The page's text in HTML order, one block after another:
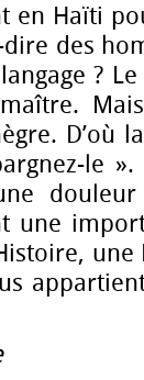
en Haïti
dire des
?
D’où
le
une